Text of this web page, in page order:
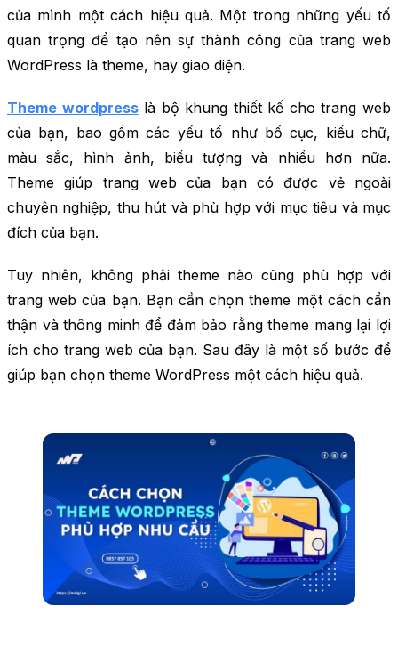
của mình một cách hiệu quả. Một trong những yếu tố
quan trọng để tạo nên sự thành công của trang web
WordPress là theme, hay giao diện.
Theme wordpresslà bộ khung thiết kế cho trang web
của bạn, bao gồm các yếu tố như bố cục, kiểu chữ,
màu sắc, hình ảnh, biểu tượng và nhiều hơn nữa.
Theme giúp trang web của bạn có được vẻ ngoài
chuyên nghiệp, thu hút và phù hợp với mục tiêu và mục
đích của bạn.
Tuy nhiên, không phải theme nào cũng phù hợp với
trang web của bạn. Bạn cần chọn theme một cách cẩn
thận và thông minh để đảm bảo rằng theme mang lại lợi
ích cho trang web của bạn. Sau đây là một số bước để
giúp bạn chọn theme WordPress một cách hiệu quả.